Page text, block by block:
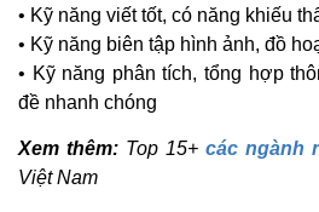
• Kỹ năng viết tốt, có năng khiếu
• Kỹ năng biên tập hình ảnh, đồ
• Kỹ năng phân tích, tổng hợp
đề nhanh chóng
Xem thêm: Top 15+ các ngành
Việt Nam